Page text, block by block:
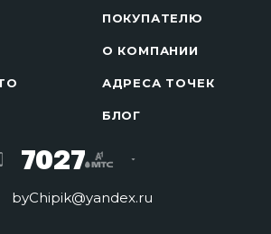
ПОКУПАТЕЛЮ
О КОМПАНИИ
АДРЕСА ТОЧЕК
БЛОГ
7027
byChipik@yandex.ru